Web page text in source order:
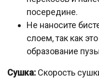
посередине.
Не наносите
слоем, так как
образование
Сушка: Скорость